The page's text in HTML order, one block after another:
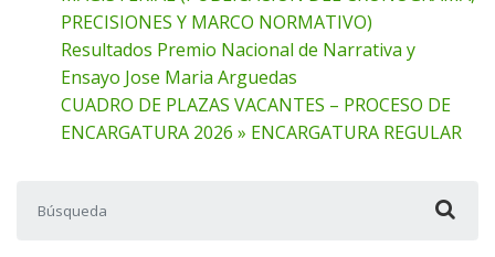
PRECISIONES Y MARCO NORMATIVO)
Resultados Premio Nacional de Narrativa y
Ensayo Jose Maria Arguedas
CUADRO DE PLAZAS VACANTES – PROCESO DE
ENCARGATURA 2026 » ENCARGATURA REGULAR